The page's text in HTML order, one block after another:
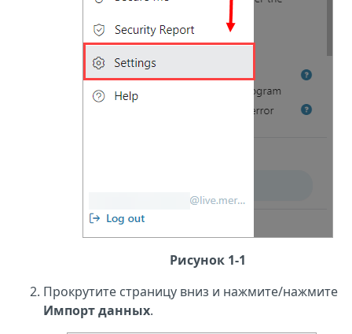
Рисунок 1-1
Прокрутите страницу вниз и нажмите/нажмите
Импорт данных.